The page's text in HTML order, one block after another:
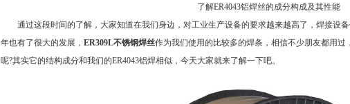
了解ER4043铝焊丝的成分构成及其性能
通过这段时间的了解，大家知道在我们身边，对工业生产设备的要求越来越高了，焊接设
年也有了很大的发展， ER309L不锈钢焊丝作为我们使用的比较多的焊条，相信不少朋友都用
呢?其实它的结构成分和我们的ER4043铝焊相似，今天大家就来了解一下吧。